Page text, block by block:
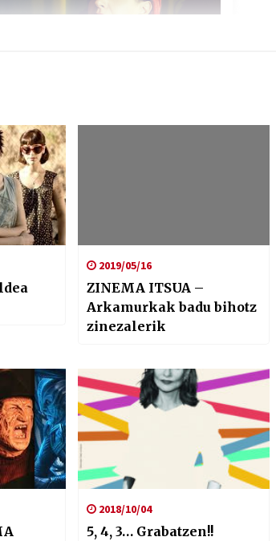
2019/05/16
ZINEMA ITSUA –
Arkamurkak badu bihotz
zinezalerik
2018/10/04
5, 4, 3… Grabatzen!!